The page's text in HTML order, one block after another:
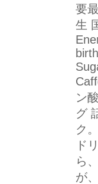
要
生
ン
グ
ク
ド
ら
が